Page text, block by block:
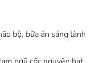
bộ, bữa ăn sáng lành